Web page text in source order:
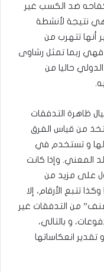
ضد الكسب غير
هي نتيجة لأنشطة
أنها تتهرب من
المبلغ فهي ربما تمثل رشاوى
حاليا من
ظاهرة التدفقات
من قياس الفرق
لها و تستخدم في
المعني. وإذا كانت
على مزيد من
تتبع الأرقام، إلا
من التدفقات غير
و بالتالي،
انعكاساتها